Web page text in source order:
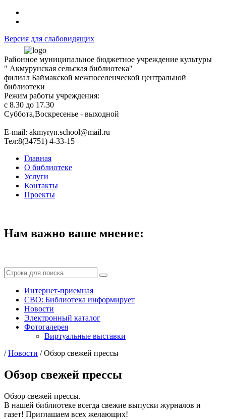
Версия для слабовидящих
Районное муниципальное бюджетное учреждение культуры
" Акмурунская сельская библиотека"
филиал Баймакской межпоселенческой центральной
библиотеки
Режим работы учреждения:
с 8.30 до 17.30
Суббота,Воскресенье - выходной
Е-mail: akmyryn.school@mail.ru
Тел:8(34751) 4-33-15
Главная
О библиотеке
Услуги
Контакты
Проекты
Нам важно ваше мнение:
Интернет-приемная
СВО: Библиотека информирует
Новости
Электронный каталог
Фотогалерея
Виртуальные выставки
/Новости /Обзор свежей прессы
Обзор свежей прессы
Обзор свежей прессы.
В нашей библиотеке всегда свежие выпуски журналов и
газет! Приглашаем всех желающих!